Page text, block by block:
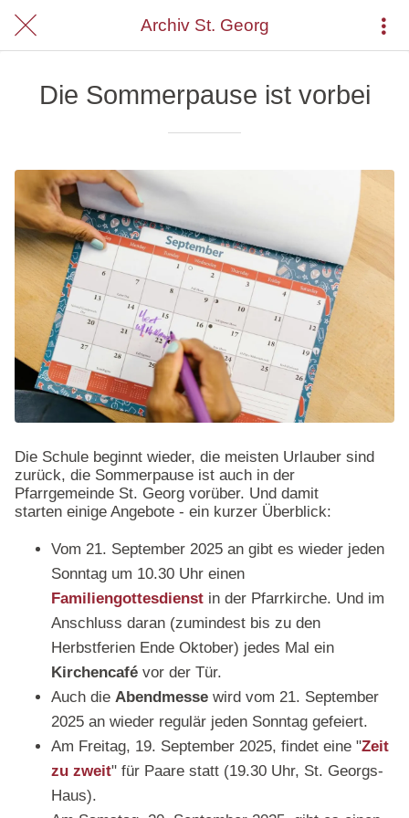
Archiv St. Georg
Die Sommerpause ist vorbei
Die Schule beginnt wieder, die meisten Urlauber sind
zurück, die Sommerpause ist auch in der
Pfarrgemeinde St. Georg vorüber. Und damit
starten einige Angebote - ein kurzer Überblick:
Vom 21. September 2025 an gibt es wieder jeden
Sonntag um 10.30 Uhr einen
Familiengottesdienst in der Pfarrkirche. Und im
Anschluss daran (zumindest bis zu den
Herbstferien Ende Oktober) jedes Mal ein
Kirchencafé vor der Tür.
Auch die Abendmesse wird vom 21. September
2025 an wieder regulär jeden Sonntag gefeiert.
Am Freitag, 19. September 2025, findet eine "Zeit
zu zweit" für Paare statt (19.30 Uhr, St. Georgs-
Haus).